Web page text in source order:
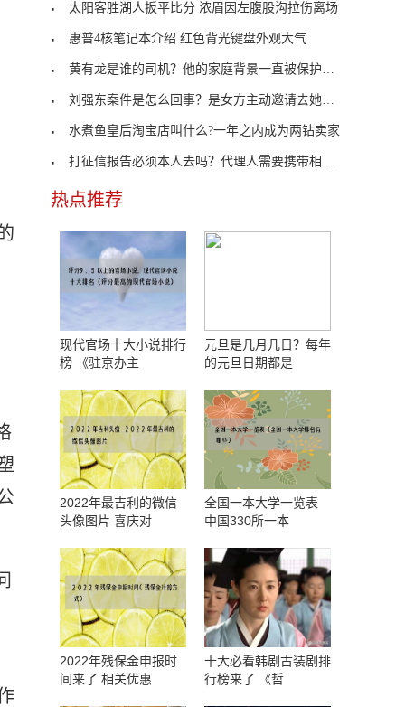
太阳客胜湖人扳平比分 浓眉因左腹股沟拉伤离场
惠普4核笔记本介绍 红色背光键盘外观大气
黄有龙是谁的司机？他的家庭背景一直被保护的很好
刘强东案件是怎么回事？是女方主动邀请去她的公寓
水煮鱼皇后淘宝店叫什么?一年之内成为两钻卖家
打征信报告必须本人去吗？代理人需要携带相关资料
热点推荐
现代官场十大小说排行
榜 《驻京办主
元旦是几月几日？每年
的元旦日期都是
2022年最吉利的微信
头像图片 喜庆对
全国一本大学一览表
中国330所一本
2022年残保金申报时
间来了 相关优惠
十大必看韩剧古装剧排
行榜来了 《哲